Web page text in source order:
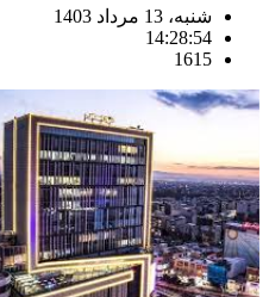
شنبه، 13 مرداد 1403
14:28:54
1615